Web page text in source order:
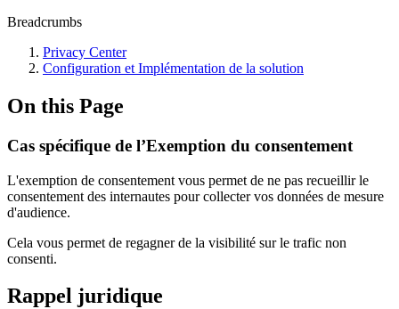
Breadcrumbs
Privacy Center
Configuration et Implémentation de la solution
On this Page
Cas spécifique de l’Exemption du consentement
L'exemption de consentement vous permet de ne pas recueillir le
consentement des internautes pour collecter vos données de mesure
d'audience.
Cela vous permet de regagner de la visibilité sur le trafic non
consenti.
Rappel juridique